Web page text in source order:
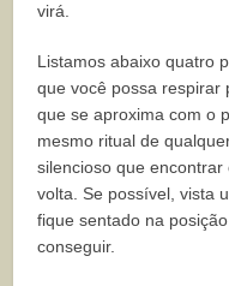
virá.
Listamos abaixo quatro
que você possa respirar
que se aproxima com o
mesmo ritual de
silencioso que
volta. Se possível, vista
fique sentado na
conseguir.